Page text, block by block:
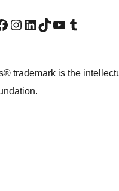
粉絲專頁Visit our Instagram account
Visit our LinkedIn account
造訪我們的 TikTok 帳號Visit our YouTube channel
造訪我們的 Tumblr 帳號
trademark is the